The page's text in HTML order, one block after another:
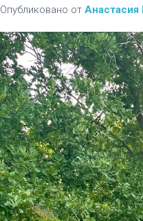
Опубликовано от Анастасия